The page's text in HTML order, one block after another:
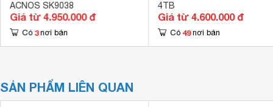
ACNOS SK9038
Giá từ 4.950.000 đ
Có 3 nơi bán
4TB
Giá từ 4.600.000 đ
Có 49 nơi bán
SẢN PHẨM LIÊN QUAN